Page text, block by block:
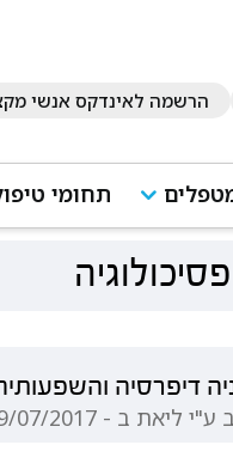
הרשמה לאינדקס אנשי
תחומי
דיפרסיה
ליאת ב - 19/07/2017 01:58:02